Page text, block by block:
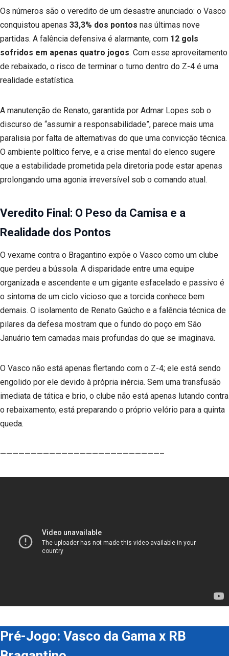
Os números são o veredito de um desastre anunciado: o Vasco
conquistou apenas 33,3% dos pontos nas últimas nove
partidas. A falência defensiva é alarmante, com 12 gols
sofridos em apenas quatro jogos. Com esse aproveitamento
de rebaixado, o risco de terminar o turno dentro do Z-4 é uma
realidade estatística.
A manutenção de Renato, garantida por Admar Lopes sob o
discurso de “assumir a responsabilidade”, parece mais uma
paralisia por falta de alternativas do que uma convicção técnica.
O ambiente político ferve, e a crise mental do elenco sugere
que a estabilidade prometida pela diretoria pode estar apenas
prolongando uma agonia irreversível sob o comando atual.
Veredito Final: O Peso da Camisa e a
Realidade dos Pontos
O vexame contra o Bragantino expõe o Vasco como um clube
que perdeu a bússola. A disparidade entre uma equipe
organizada e ascendente e um gigante esfacelado e passivo é
o sintoma de um ciclo vicioso que a torcida conhece bem
demais. O isolamento de Renato Gaúcho e a falência técnica de
pilares da defesa mostram que o fundo do poço em São
Januário tem camadas mais profundas do que se imaginava.
O Vasco não está apenas flertando com o Z-4; ele está sendo
engolido por ele devido à própria inércia. Sem uma transfusão
imediata de tática e brio, o clube não está apenas lutando contra
o rebaixamento; está preparando o próprio velório para a quinta
queda.
——————————————————————————–
Pré-Jogo: Vasco da Gama x RB